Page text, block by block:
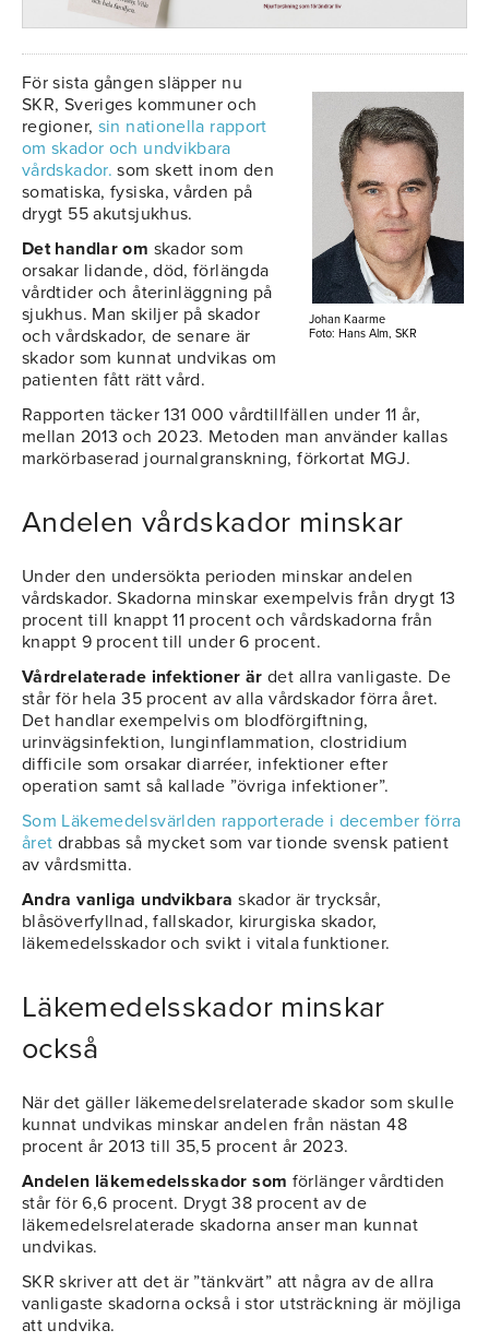
Johan Kaarme
Foto: Hans Alm, SKR
För sista gången släpper nu
SKR, Sveriges kommuner och
regioner, sin nationella rapport
om skador och undvikbara
vårdskador. som skett inom den
somatiska, fysiska, vården på
drygt 55 akutsjukhus.
Det handlar om skador som
orsakar lidande, död, förlängda
vårdtider och återinläggning på
sjukhus. Man skiljer på skador
och vårdskador, de senare är
skador som kunnat undvikas om
patienten fått rätt vård.
Rapporten täcker 131 000 vårdtillfällen under 11 år,
mellan 2013 och 2023. Metoden man använder kallas
markörbaserad journalgranskning, förkortat MGJ.
Andelen vårdskador minskar
Under den undersökta perioden minskar andelen
vårdskador. Skadorna minskar exempelvis från drygt 13
procent till knappt 11 procent och vårdskadorna från
knappt 9 procent till under 6 procent.
Vårdrelaterade infektioner är det allra vanligaste. De
står för hela 35 procent av alla vårdskador förra året.
Det handlar exempelvis om blodförgiftning,
urinvägsinfektion, lunginflammation, clostridium
difficile som orsakar diarréer, infektioner efter
operation samt så kallade ”övriga infektioner”.
Som Läkemedelsvärlden rapporterade i december förra
året drabbas så mycket som var tionde svensk patient
av vårdsmitta.
Andra vanliga undvikbara skador är trycksår,
blåsöverfyllnad, fallskador, kirurgiska skador,
läkemedelsskador och svikt i vitala funktioner.
Läkemedelsskador minskar
också
När det gäller läkemedelsrelaterade skador som skulle
kunnat undvikas minskar andelen från nästan 48
procent år 2013 till 35,5 procent år 2023.
Andelen läkemedelsskador som förlänger vårdtiden
står för 6,6 procent. Drygt 38 procent av de
läkemedelsrelaterade skadorna anser man kunnat
undvikas.
SKR skriver att det är ”tänkvärt” att några av de allra
vanligaste skadorna också i stor utsträckning är möjliga
att undvika.